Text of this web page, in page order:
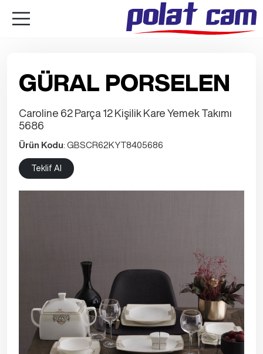
GÜRAL PORSELEN
Caroline 62 Parça 12 Kişilik Kare Yemek Takımı
5686
Ürün Kodu: GBSCR62KYT8405686
Teklif Al